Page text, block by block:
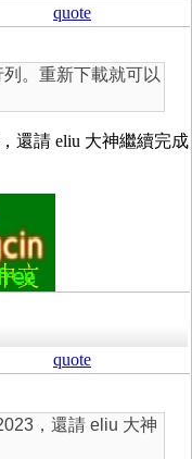
quote
。重新下載就可以
還請 eliu 大神繼續完成
quote
，還請 eliu 大神